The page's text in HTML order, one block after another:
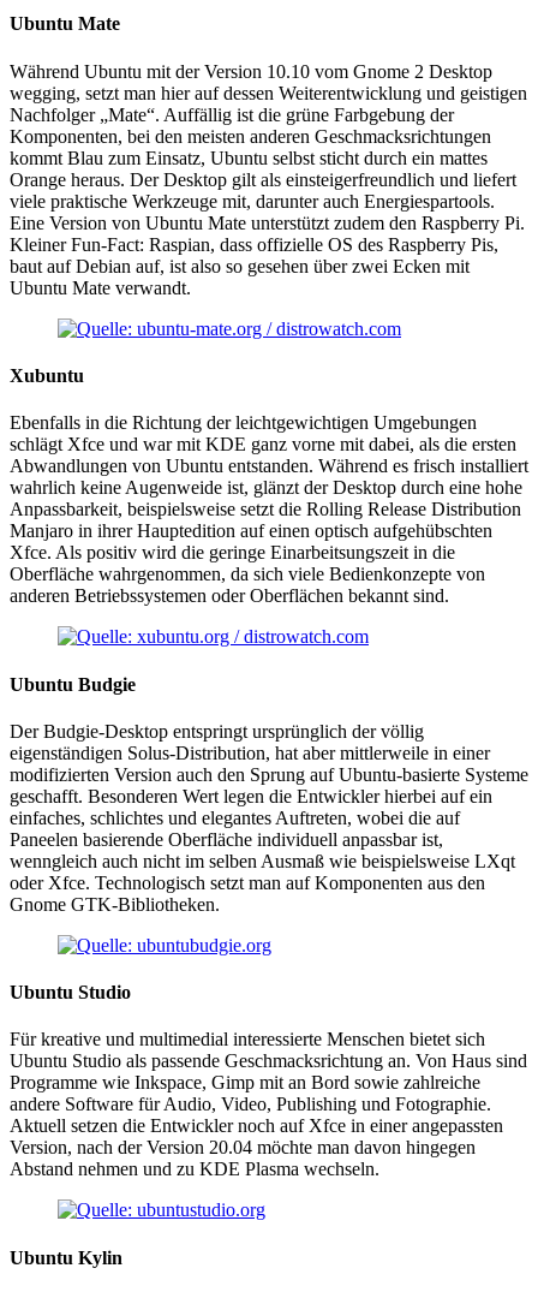
Ubuntu Mate
Während Ubuntu mit der Version 10.10 vom Gnome 2 Desktop
wegging, setzt man hier auf dessen Weiterentwicklung und geistigen
Nachfolger „Mate“. Auffällig ist die grüne Farbgebung der
Komponenten, bei den meisten anderen Geschmacksrichtungen
kommt Blau zum Einsatz, Ubuntu selbst sticht durch ein mattes
Orange heraus. Der Desktop gilt als einsteigerfreundlich und liefert
viele praktische Werkzeuge mit, darunter auch Energiespartools.
Eine Version von Ubuntu Mate unterstützt zudem den Raspberry Pi.
Kleiner Fun-Fact: Raspian, dass offizielle OS des Raspberry Pis,
baut auf Debian auf, ist also so gesehen über zwei Ecken mit
Ubuntu Mate verwandt.
Xubuntu
Ebenfalls in die Richtung der leichtgewichtigen Umgebungen
schlägt Xfce und war mit KDE ganz vorne mit dabei, als die ersten
Abwandlungen von Ubuntu entstanden. Während es frisch installiert
wahrlich keine Augenweide ist, glänzt der Desktop durch eine hohe
Anpassbarkeit, beispielsweise setzt die Rolling Release Distribution
Manjaro in ihrer Hauptedition auf einen optisch aufgehübschten
Xfce. Als positiv wird die geringe Einarbeitsungszeit in die
Oberfläche wahrgenommen, da sich viele Bedienkonzepte von
anderen Betriebssystemen oder Oberflächen bekannt sind.
Ubuntu Budgie
Der Budgie-Desktop entspringt ursprünglich der völlig
eigenständigen Solus-Distribution, hat aber mittlerweile in einer
modifizierten Version auch den Sprung auf Ubuntu-basierte Systeme
geschafft. Besonderen Wert legen die Entwickler hierbei auf ein
einfaches, schlichtes und elegantes Auftreten, wobei die auf
Paneelen basierende Oberfläche individuell anpassbar ist,
wenngleich auch nicht im selben Ausmaß wie beispielsweise LXqt
oder Xfce. Technologisch setzt man auf Komponenten aus den
Gnome GTK-Bibliotheken.
Ubuntu Studio
Für kreative und multimedial interessierte Menschen bietet sich
Ubuntu Studio als passende Geschmacksrichtung an. Von Haus sind
Programme wie Inkspace, Gimp mit an Bord sowie zahlreiche
andere Software für Audio, Video, Publishing und Fotographie.
Aktuell setzen die Entwickler noch auf Xfce in einer angepassten
Version, nach der Version 20.04 möchte man davon hingegen
Abstand nehmen und zu KDE Plasma wechseln.
Ubuntu Kylin